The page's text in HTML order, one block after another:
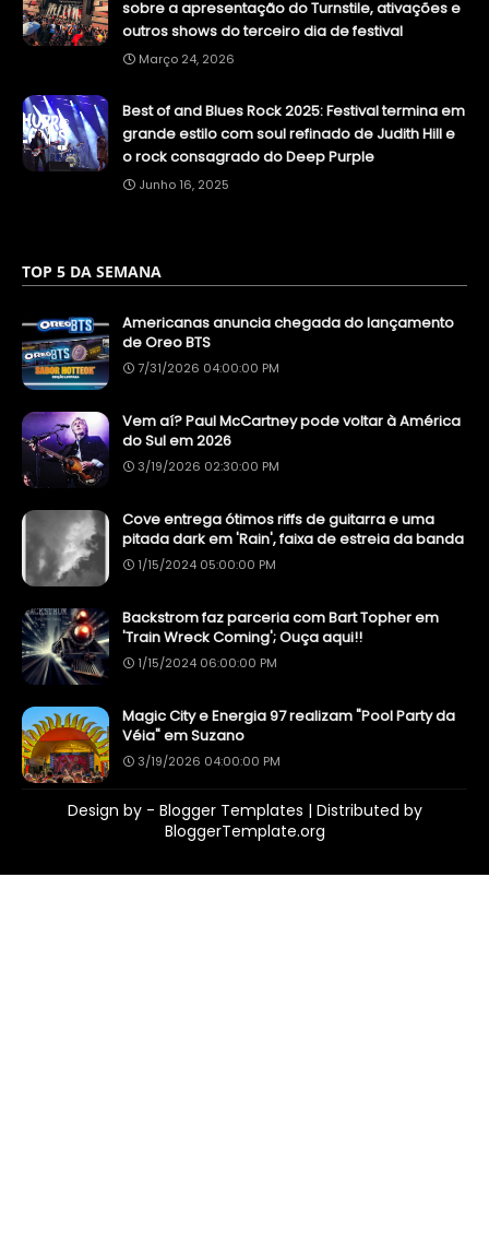
sobre a apresentação do Turnstile, ativações e
outros shows do terceiro dia de festival
Março 24, 2026
Best of and Blues Rock 2025: Festival termina em
grande estilo com soul refinado de Judith Hill e
o rock consagrado do Deep Purple
Junho 16, 2025
TOP 5 DA SEMANA
Americanas anuncia chegada do lançamento
de Oreo BTS
7/31/2026 04:00:00 PM
Vem aí? Paul McCartney pode voltar à América
do Sul em 2026
3/19/2026 02:30:00 PM
Cove entrega ótimos riffs de guitarra e uma
pitada dark em 'Rain', faixa de estreia da banda
1/15/2024 05:00:00 PM
Backstrom faz parceria com Bart Topher em
'Train Wreck Coming'; Ouça aqui!!
1/15/2024 06:00:00 PM
Magic City e Energia 97 realizam "Pool Party da
Véia" em Suzano
3/19/2026 04:00:00 PM
Design by - Blogger Templates | Distributed by
BloggerTemplate.org